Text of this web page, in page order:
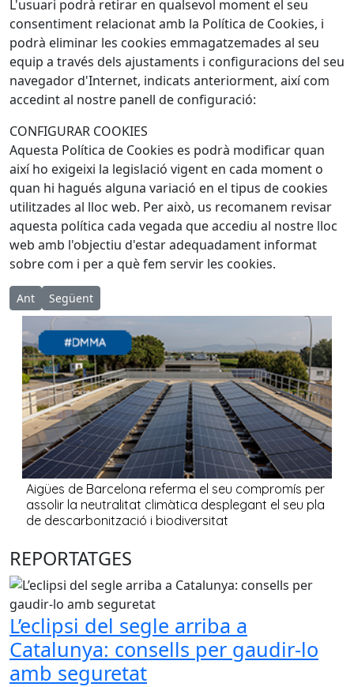
L'usuari podrà retirar en qualsevol moment el seu
consentiment relacionat amb la Política de Cookies, i
podrà eliminar les cookies emmagatzemades al seu
equip a través dels ajustaments i configuracions del seu
navegador d'Internet, indicats anteriorment, així com
accedint al nostre panell de configuració:
CONFIGURAR COOKIES
Aquesta Política de Cookies es podrà modificar quan
així ho exigeixi la legislació vigent en cada moment o
quan hi hagués alguna variació en el tipus de cookies
utilitzades al lloc web. Per això, us recomanem revisar
aquesta política cada vegada que accediu al nostre lloc
web amb l'objectiu d'estar adequadament informat
sobre com i per a què fem servir les cookies.
Article anterior: Política de privadesa de dades
Ant Article següent: Contactar amb la Premsa del Baix
Següent
REPORTATGES
L’eclipsi del segle arriba a
Catalunya: consells per gaudir-lo
amb seguretat